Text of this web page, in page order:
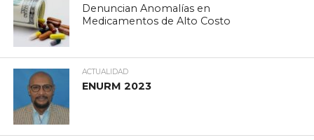
Denuncian Anomalías en
Medicamentos de Alto Costo
ACTUALIDAD
ENURM 2023